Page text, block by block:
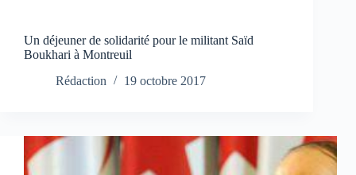
Un déjeuner de solidarité pour le militant Saïd
Boukhari à Montreuil
Rédaction
19 octobre 2017